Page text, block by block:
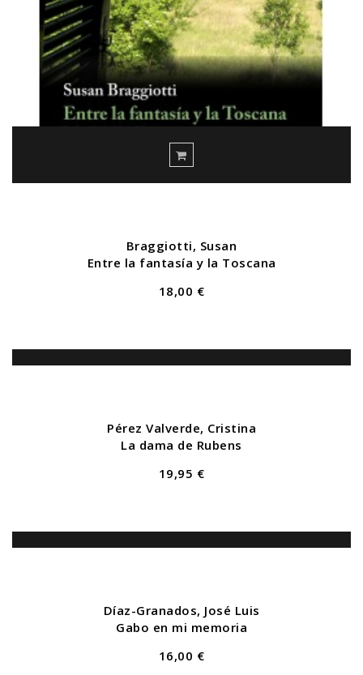
Braggiotti, Susan
Entre la fantasía y la Toscana
18,00 €
Pérez Valverde, Cristina
La dama de Rubens
19,95 €
Díaz-Granados, José Luis
Gabo en mi memoria
16,00 €